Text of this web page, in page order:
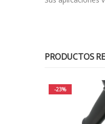
PRODUCTOS
-23%